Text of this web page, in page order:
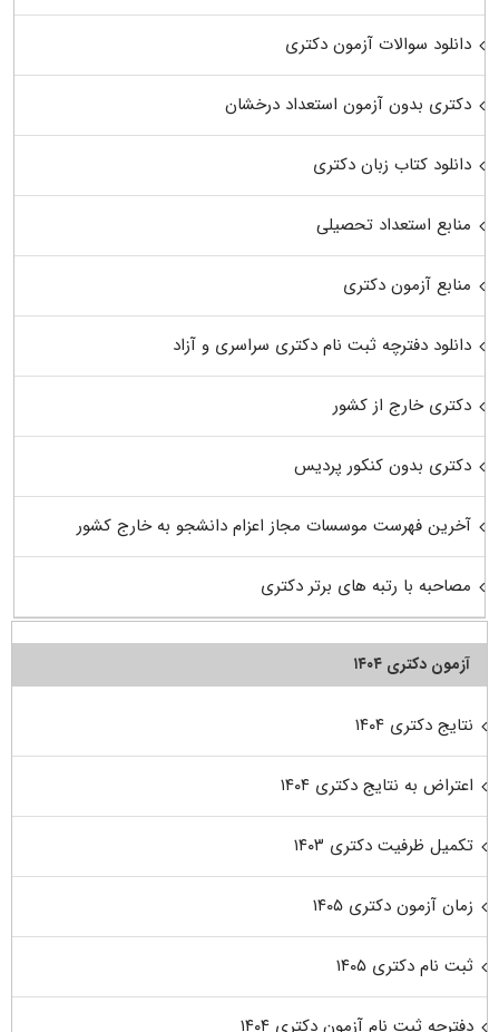
دانلود سوالات آزمون دکتری
دکتری بدون آزمون استعداد درخشان
دانلود کتاب زبان دکتری
منابع استعداد تحصیلی
منابع آزمون دکتری
دانلود دفترچه ثبت نام دکتری سراسری و آزاد
دکتری خارج از کشور
دکتری بدون کنکور پردیس
آخرین فهرست موسسات مجاز اعزام دانشجو به خارج کشور
مصاحبه با رتبه های برتر دکتری
آزمون دکتری ۱۴۰۴
نتایج دکتری ۱۴۰۴
اعتراض به نتایج دکتری ۱۴۰۴
تکمیل ظرفیت دکتری ۱۴۰۳
زمان آزمون دکتری ۱۴۰۵
ثبت نام دکتری ۱۴۰۵
دفترچه ثبت نام آزمون دکتری ۱۴۰۴